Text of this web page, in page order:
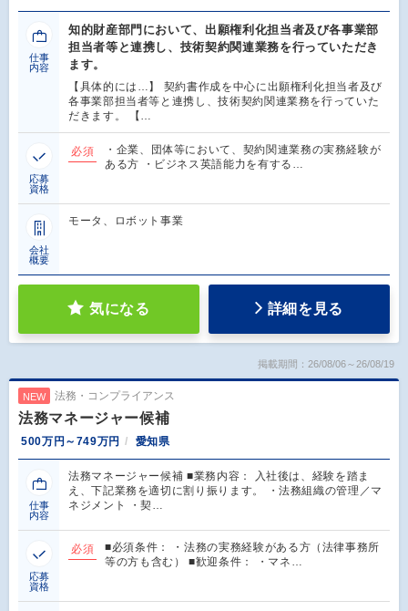
仕事
内容
知的財産部門において、出願権利化担当者及び各事業部
担当者等と連携し、技術契約関連業務を行っていただき
ます。
【具体的には…】 契約書作成を中心に出願権利化担当者及び
各事業部担当者等と連携し、技術契約関連業務を行っていた
だきます。 【…
応募
資格
必須
・企業、団体等において、契約関連業務の実務経験が
ある方 ・ビジネス英語能力を有する…
会社
概要
モータ、ロボット事業
気になる 詳細を見る
掲載期間：26/08/06～26/08/19
NEW 法務・コンプライアンス
法務マネージャー候補
500万円～749万円 愛知県
仕事
内容
法務マネージャー候補 ■業務内容： 入社後は、経験を踏ま
え、下記業務を適切に割り振ります。 ・法務組織の管理／マ
ネジメント ・契…
応募
資格
必須
■必須条件： ・法務の実務経験がある方（法律事務所
等の方も含む） ■歓迎条件： ・マネ…